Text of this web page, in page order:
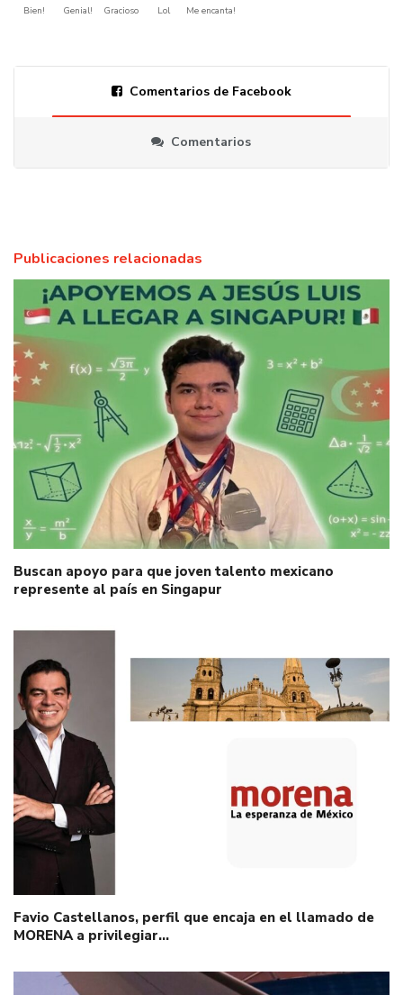
Bien! Genial! Gracioso Lol Me encanta!
Comentarios de Facebook
Comentarios
Publicaciones relacionadas
Buscan apoyo para que joven talento mexicano
represente al país en Singapur
Favio Castellanos, perfil que encaja en el llamado de
MORENA a privilegiar…